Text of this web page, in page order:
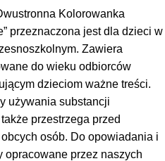
Kolorowanka
przeznaczona jest dla dzieci w
Zawiera
do wieku odbiorców
dzieciom ważne treści.
używania substancji
przestrzega przed
osób. Do opowiadania i
opracowane przez naszych